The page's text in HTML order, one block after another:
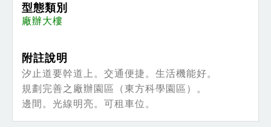
型態類別
廠辦大樓
附註說明
汐止道要幹道上。交通便捷。生活機能好。
規劃完善之廠辦園區（東方科學園區）。
邊間。光線明亮。可租車位。
...